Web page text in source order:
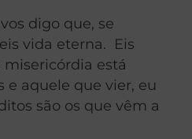
digo que, se
vida eterna. Eis
está
e aquele que vier, eu
são os que vêm a